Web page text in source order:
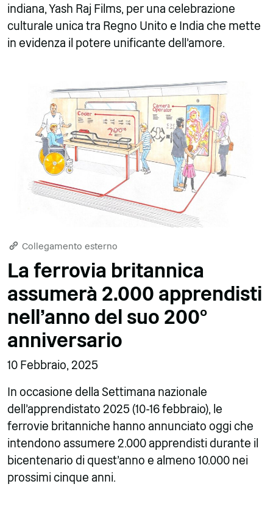
indiana, Yash Raj Films, per una celebrazione
culturale unica tra Regno Unito e India che mette
in evidenza il potere unificante dell'amore.
Collegamento esterno
La ferrovia britannica
assumerà 2.000 apprendisti
nell'anno del suo 200°
anniversario
10 Febbraio, 2025
In occasione della Settimana nazionale
dell'apprendistato 2025 (10-16 febbraio), le
ferrovie britanniche hanno annunciato oggi che
intendono assumere 2.000 apprendisti durante il
bicentenario di quest'anno e almeno 10.000 nei
prossimi cinque anni.